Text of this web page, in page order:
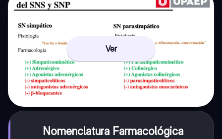
Ver
Nomenclatura Farmacológica